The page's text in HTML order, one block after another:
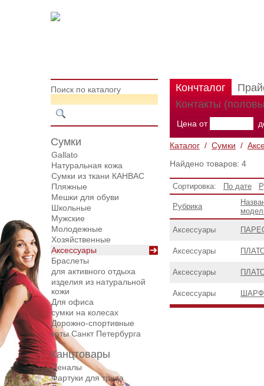
Поиск по каталогу
Сумки
Gallato
Натуральная кожа
Сумки из ткани КАНВАС
Пляжные
Мешки для обуви
Школьные
Мужские
Молодежные
Хозяйственные
Аксессуары
Браслеты
для активного отдыха
изделия из натуральной
кожи
Для офиса
сумки на колесах
Дорожнo-спортивные
коты Санкт Петербурга
Канцтовары
Пеналы
Фартуки для труда
Кончталог
Контакты
Цена от
Каталог / Сумки /
Найдено товаров: 4
Сортировка: По дате
Рубрика
Аксессуары
Аксессуары
Аксессуары
Аксессуары ШАРФ